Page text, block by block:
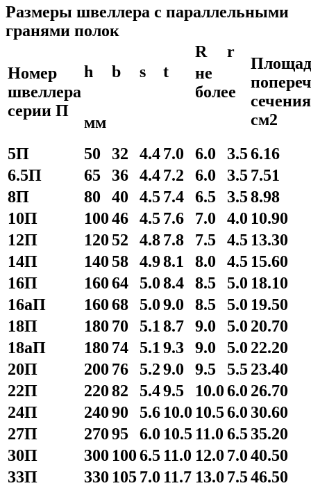
Размеры швеллера с параллельными
гранями полок
Номер
швеллера
серии П
h b s t
R r
см2
не
более
мм
5П
50 32 4.47.0 6.0 3.56.16
6.5П
65 36 4.47.2 6.0 3.57.51
8П
80 40 4.57.4 6.5 3.58.98
10П
10046 4.57.6 7.0 4.0 10.90
12П
120 52 4.87.8 7.5 4.5 13.30
14П
140 58 4.98.1 8.0 4.5 15.60
16П
16064 5.08.4 8.5 5.0 18.10
16аП
16068 5.09.0 8.5 5.0 19.50
18П
180 70 5.1 8.7 9.0 5.0 20.70
18аП
180 74 5.1 9.3 9.0 5.0 22.20
20П
200 76 5.29.0 9.5 5.523.40
22П
22082 5.49.5 10.06.0 26.70
24П
24090 5.6 10.0 10.56.0 30.60
27П
27095 6.0 10.5 11.0 6.535.20
30П
300 1006.5 11.0 12.0 7.040.50
33П
330 1057.0 11.7 13.0 7.546.50